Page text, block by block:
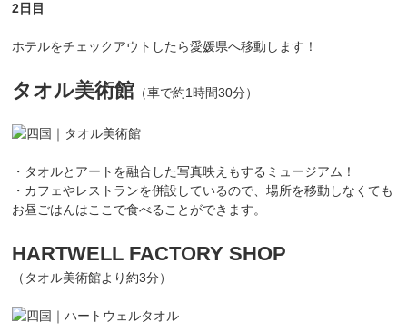
2日目
ホテルをチェックアウトしたら愛媛県へ移動します！
タオル美術館 （車で約1時間30分）
・タオルとアートを融合した写真映えもするミュージアム！
・カフェやレストランを併設しているので、場所を移動しなくても
お昼ごはんはここで食べることができます。
HARTWELL FACTORY SHOP
（タオル美術館より約3分）